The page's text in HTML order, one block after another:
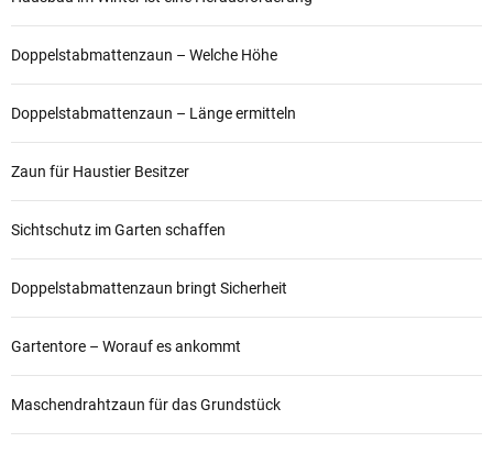
Doppelstabmattenzaun – Welche Höhe
Doppelstabmattenzaun – Länge ermitteln
Zaun für Haustier Besitzer
Sichtschutz im Garten schaffen
Doppelstabmattenzaun bringt Sicherheit
Gartentore – Worauf es ankommt
Maschendrahtzaun für das Grundstück